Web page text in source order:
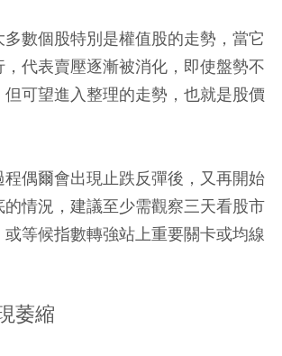
數個股特別是權值股的走勢，當它
代表賣壓逐漸被消化，即使盤勢不
可望進入整理的走勢，也就是股價
偶爾會出現止跌反彈後，又再開始
情況，建議至少需觀察三天看股市
等候指數轉強站上重要關卡或均線
萎縮